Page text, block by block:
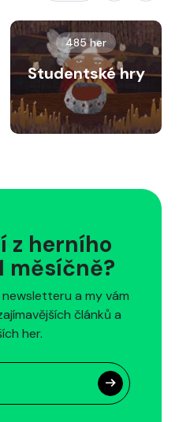
485 her
Studentské hry
z herního
měsíčně?
a my vám
článků a
her.